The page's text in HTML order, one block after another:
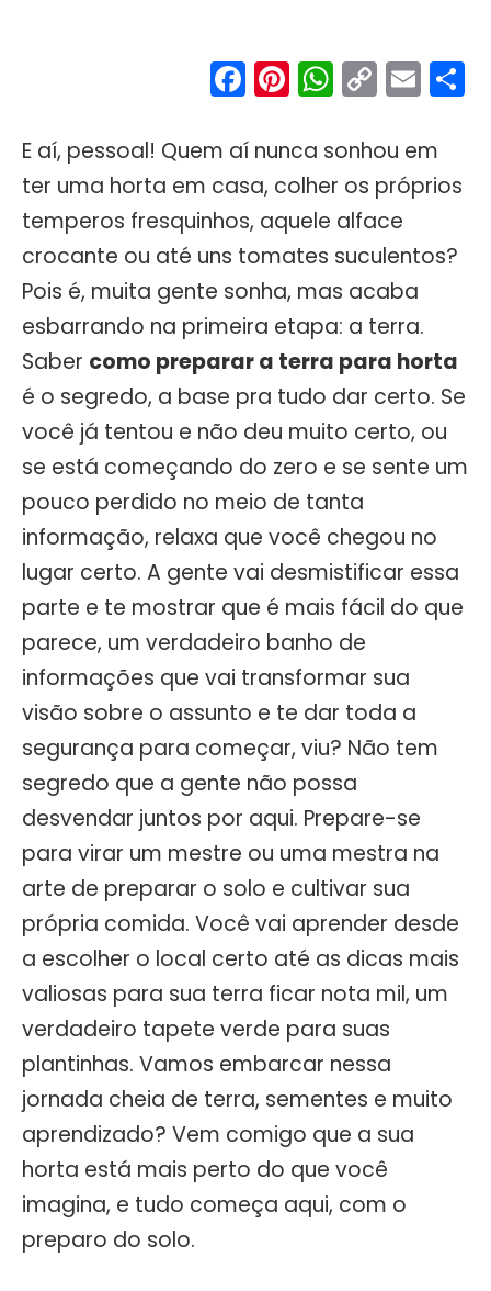
Facebook
Pinterest
Copy
Link
E aí, pessoal! Quem aí nunca sonhou em
ter uma horta em casa, colher os próprios
temperos fresquinhos, aquele alface
crocante ou até uns tomates suculentos?
Pois é, muita gente sonha, mas acaba
esbarrando na primeira etapa: a terra.
Saber como preparar a terra para horta
é o segredo, a base pra tudo dar certo. Se
você já tentou e não deu muito certo, ou
se está começando do zero e se sente um
pouco perdido no meio de tanta
informação, relaxa que você chegou no
lugar certo. A gente vai desmistificar essa
parte e te mostrar que é mais fácil do que
parece, um verdadeiro banho de
informações que vai transformar sua
visão sobre o assunto e te dar toda a
segurança para começar, viu? Não tem
segredo que a gente não possa
desvendar juntos por aqui. Prepare-se
para virar um mestre ou uma mestra na
arte de preparar o solo e cultivar sua
própria comida. Você vai aprender desde
a escolher o local certo até as dicas mais
valiosas para sua terra ficar nota mil, um
verdadeiro tapete verde para suas
plantinhas. Vamos embarcar nessa
jornada cheia de terra, sementes e muito
aprendizado? Vem comigo que a sua
horta está mais perto do que você
imagina, e tudo começa aqui, com o
preparo do solo.